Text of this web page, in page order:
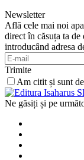
Newsletter
Află cele mai noi
direct în căsuța ta
introducând adresa
Trimite
Am citit și sunt
Ne găsiți și pe